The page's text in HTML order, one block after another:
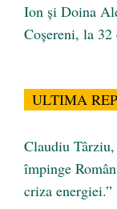
Ion și Doina
Coșereni, la
ULTIMA
Claudiu
împinge
criza energiei.”